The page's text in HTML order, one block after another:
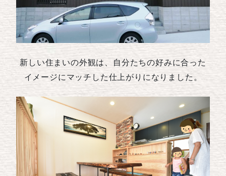
新しい住まいの外観は、自分たちの好みに合った
イメージにマッチした仕上がりになりました。